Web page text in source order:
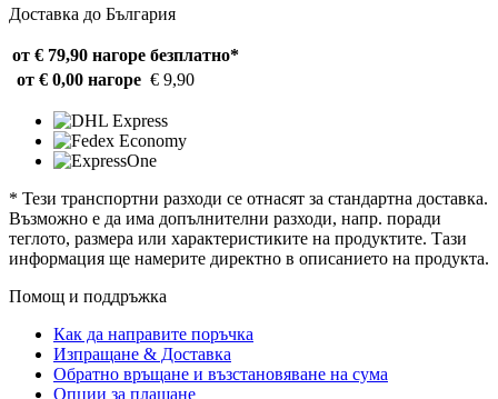
Доставка до България
от € 79,90 нагоре безплатно*
от € 0,00 нагоре € 9,90
* Тези транспортни разходи се отнасят за стандартна доставка.
Възможно е да има допълнителни разходи, напр. поради
теглото, размера или характеристиките на продуктите. Тази
информация ще намерите директно в описанието на продукта.
Помощ и поддръжка
Как да направите поръчка
Изпращане & Доставка
Обратно връщане и възстановяване на сума
Опции за плащане